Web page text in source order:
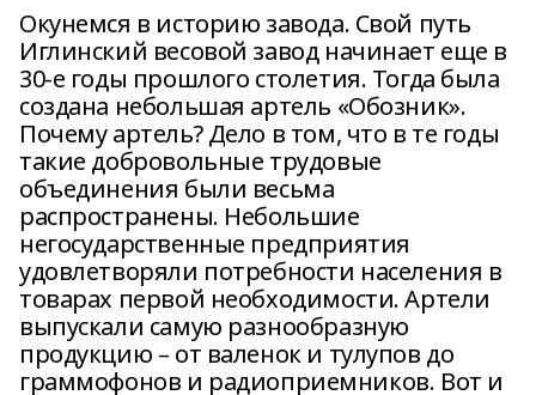
Окунемся в историю завода. Свой путь
Иглинский весовой завод начинает еще в
30-е годы прошлого столетия. Тогда была
создана небольшая артель «Обозник».
Почему артель? Дело в том, что в те годы
такие добровольные трудовые
объединения были весьма
распространены. Небольшие
негосударственные предприятия
удовлетворяли потребности населения в
товарах первой необходимости. Артели
выпускали самую разнообразную
продукцию – от валенок и тулупов до
граммофонов и радиоприемников. Вот и